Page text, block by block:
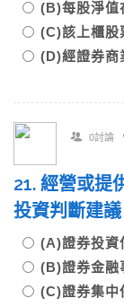
(B)每股淨
(C)該上櫃
(D)經證券商
0討論
21. 經營或提
投資判斷建
(A)證券投
(B)證券金
(C)證券集